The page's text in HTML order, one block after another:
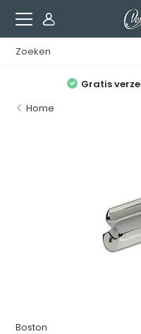
Gratis
Home
Boston